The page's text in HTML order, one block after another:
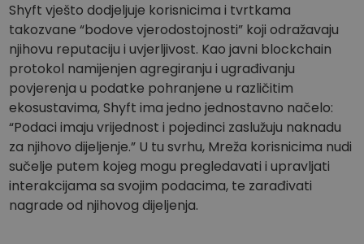
Shyft vješto dodjeljuje korisnicima i tvrtkama
takozvane “bodove vjerodostojnosti” koji odražavaju
njihovu reputaciju i uvjerljivost. Kao javni blockchain
protokol namijenjen agregiranju i ugrađivanju
povjerenja u podatke pohranjene u različitim
ekosustavima, Shyft ima jedno jednostavno načelo:
“Podaci imaju vrijednost i pojedinci zaslužuju naknadu
za njihovo dijeljenje.” U tu svrhu, Mreža korisnicima nudi
sučelje putem kojeg mogu pregledavati i upravljati
interakcijama sa svojim podacima, te zarađivati
nagrade od njihovog dijeljenja.